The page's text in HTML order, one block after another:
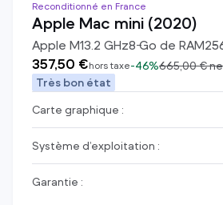
Reconditionné en France
Apple Mac mini (2020)
Apple M13.2 GHz8Go de RAM
357,50 €hors taxe-46%665,00 €
Très bon état
Carte graphique :
Système d’exploitation :
Garantie :